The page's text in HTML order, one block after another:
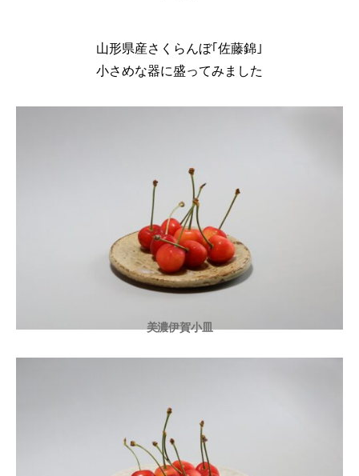
山形県産さくらんぼ｢佐藤錦｣
小さめな器に盛ってみました
美濃伊賀小皿